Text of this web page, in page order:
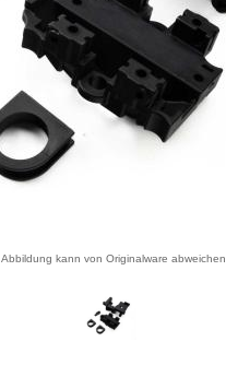
Abbildung kann von Originalware abweichen